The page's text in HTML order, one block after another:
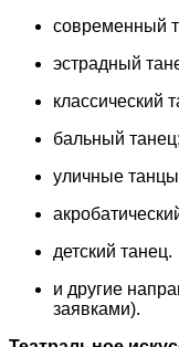
современный
эстрадный
классический
бальный танец;
уличные
детский танец.
и другие
заявками).